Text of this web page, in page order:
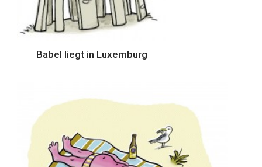
Babel liegt in Luxemburg